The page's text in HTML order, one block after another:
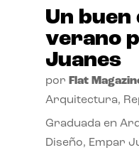
Un buen
verano
Juanes
por Flat
Arquitectura,
Graduada en
Diseño, Empar